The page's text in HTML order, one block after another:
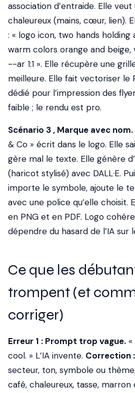
association d’entraide. Elle
chaleureux (mains, cœur, lien).
: « logo icon, two hands holding
warm colors orange and
--ar 1:1 ». Elle récupère une
meilleure. Elle fait vectoriser le
dédié pour l’impression des
faible ; le rendu est pro.
Scénario 3 , Marque avec nom.
& Co » écrit dans le logo. Elle
gère mal le texte. Elle génère
(haricot stylisé) avec DALL·E.
importe le symbole, ajoute le
avec une police qu’elle choisit.
en PNG et en PDF. Logo
dépendre du hasard de l’IA sur
Ce que les
trompent (et
corriger)
Erreur 1 : Prompt trop vague.
cool. » L’IA invente. Correction :
secteur, ton, symbole ou
café, chaleureux, tasse,